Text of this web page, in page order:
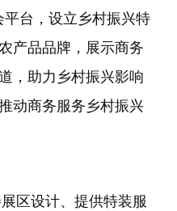
台，设立乡村振兴特
产品品牌，展示商务
，助力乡村振兴影响
动商务服务乡村振兴
区设计、提供特装服